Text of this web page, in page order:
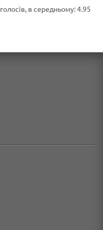
голосів, в середньому:4.95